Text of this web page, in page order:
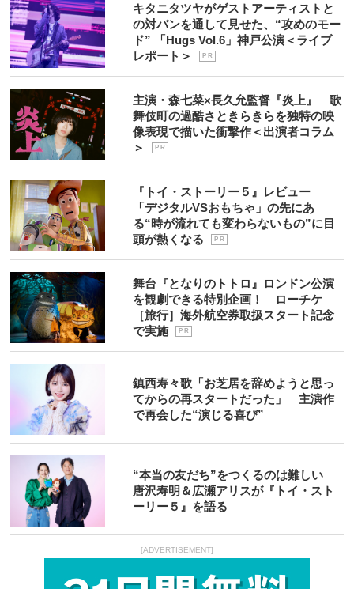
キタニタツヤがゲストアーティストと
の対バンを通して見せた、“攻めのモー
ド” 「Hugs Vol.6」神戸公演＜ライブ
レポート＞
P R
主演・森七菜×長久允監督『炎上』 歌
舞伎町の過酷さときらきらを独特の映
像表現で描いた衝撃作＜出演者コラム
＞
P R
『トイ・ストーリー５』レビュー
「デジタルVSおもちゃ」の先にあ
る“時が流れても変わらないもの”に目
頭が熱くなる
P R
舞台『となりのトトロ』ロンドン公演
を観劇できる特別企画！ ローチケ
［旅行］海外航空券取扱スタート記念
で実施
P R
鎮西寿々歌「お芝居を辞めようと思っ
てからの再スタートだった」 主演作
で再会した“演じる喜び”
“本当の友だち”をつくるのは難しい
唐沢寿明＆広瀬アリスが『トイ・スト
ーリー５』を語る
[ADVERTISEMENT]